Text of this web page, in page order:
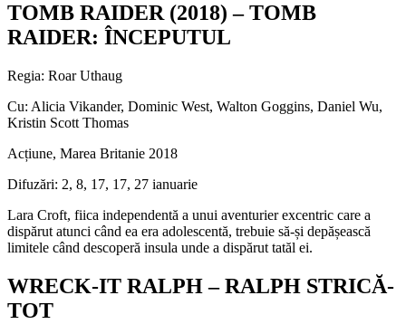
TOMB RAIDER (2018) – TOMB
RAIDER: ÎNCEPUTUL
Regia: Roar Uthaug
Cu: Alicia Vikander, Dominic West, Walton Goggins, Daniel Wu,
Kristin Scott Thomas
Acțiune, Marea Britanie 2018
Difuzări: 2, 8, 17, 17, 27 ianuarie
Lara Croft, fiica independentă a unui aventurier excentric care a
dispărut atunci când ea era adolescentă, trebuie să-și depășească
limitele când descoperă insula unde a dispărut tatăl ei.
WRECK-IT RALPH – RALPH STRICĂ-
TOT